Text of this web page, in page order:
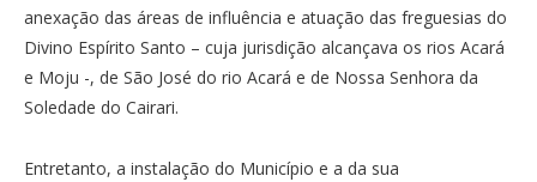
anexação das áreas de influência e atuação das freguesias do
Divino Espírito Santo – cuja jurisdição alcançava os rios Acará
e Moju -, de São José do rio Acará e de Nossa Senhora da
Soledade do Cairari.
Entretanto, a instalação do Município e a da sua